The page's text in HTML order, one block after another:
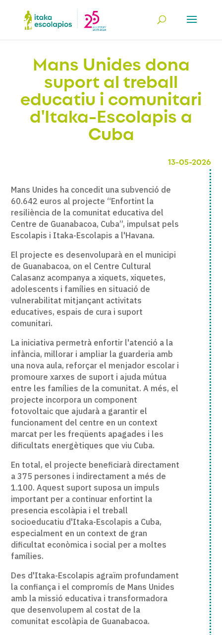
Mans Unides dona
suport al treball
educatiu i comunitari
d'Itaka-Escolapis a
Cuba
13-05-2026
Mans Unides ha concedit una subvenció de
60.642 euros al projecte “Enfortint la
resiliència de la comunitat educativa del
Centre de Guanabacoa, Cuba”, impulsat pels
Escolapis i Itaka-Escolapis a l'Havana.
El projecte es desenvoluparà en el municipi
de Guanabacoa, on el Centre Cultural
Calasanz acompanya a xiquets, xiquetes,
adolescents i famílies en situació de
vulnerabilitat mitjançant activitats
educatives, espais de cura i suport
comunitari.
La iniciativa permetrà enfortir l'atenció a la
infància, millorar i ampliar la guarderia amb
una nova aula, reforçar el menjador escolar i
promoure xarxes de suport i ajuda mútua
entre les famílies de la comunitat. A més, el
projecte incorpora un component
fotovoltaic que ajudarà a garantir el
funcionament del centre en un context
marcat per les freqüents apagades i les
dificultats energètiques que viu Cuba.
En total, el projecte beneficiarà directament
a 375 persones i indirectament a més de
1.100. Aquest suport suposa un impuls
important per a continuar enfortint la
presencia escolàpia i el treball
socioeducatiu d'Itaka-Escolapis a Cuba,
especialment en un context de gran
dificultat econòmica i social per a moltes
famílies.
Des d'Itaka-Escolapis agraïm profundament
la confiança i el compromís de Mans Unides
amb la missió educativa i transformadora
que desenvolupem al costat de la
comunitat escolàpia de Guanabacoa.